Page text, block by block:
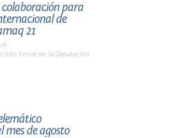
para
de
21
Ferial de la Diputación
mes de agosto